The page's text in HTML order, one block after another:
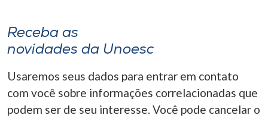
A+
Receba as
novidades da Unoesc
Usaremos seus dados para entrar em contato
com você sobre informações correlacionadas que
podem ser de seu interesse. Você pode cancelar o